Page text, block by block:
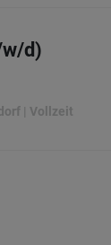
d)
| Vollzeit